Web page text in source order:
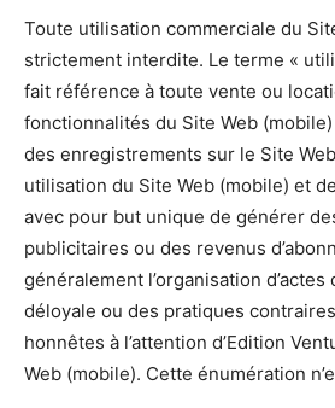
Toute utilisation commerciale du
strictement interdite. Le terme «
fait référence à toute vente ou
fonctionnalités du Site Web
des enregistrements sur le Site
utilisation du Site Web (mobile) et
avec pour but unique de générer
publicitaires ou des revenus
généralement l’organisation
déloyale ou des pratiques
honnêtes à l’attention d’Edition
Web (mobile). Cette énumération